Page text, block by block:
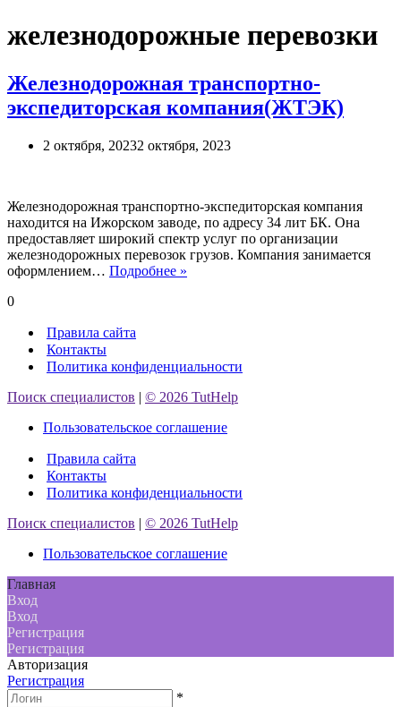
железнодорожные перевозки
Железнодорожная транспортно-
экспедиторская компания(ЖТЭК)
2 октября, 20232 октября, 2023
Железнодорожная транспортно-экспедиторская компания
находится на Ижорском заводе, по адресу 34 лит БК. Она
предоставляет широкий спектр услуг по организации
железнодорожных перевозок грузов. Компания занимается
оформлением… Подробнее »
0
Правила сайта
Контакты
Политика конфиденциальности
Поиск специалистов | © 2026 TutHelp
Пользовательское соглашение
Правила сайта
Контакты
Политика конфиденциальности
Поиск специалистов | © 2026 TutHelp
Пользовательское соглашение
Главная
Вход
Вход
Регистрация
Регистрация
Авторизация
Регистрация
*